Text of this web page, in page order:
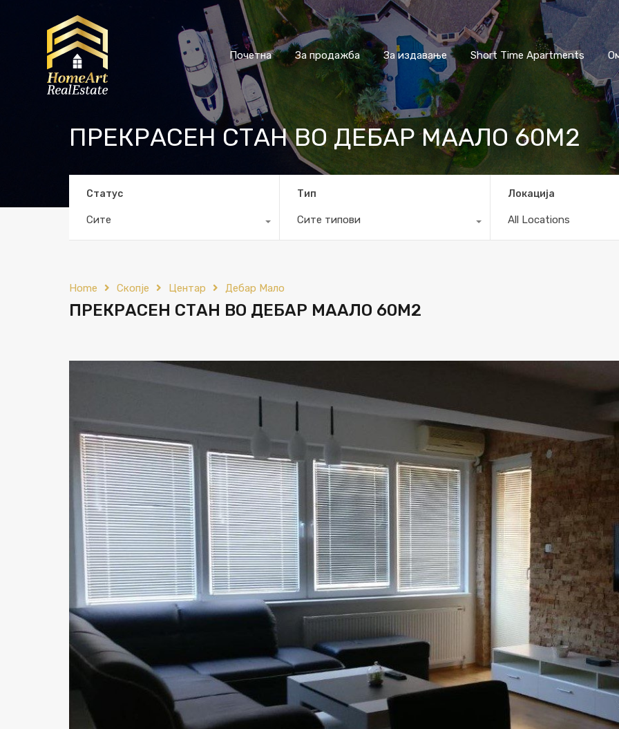
Почетна За продажба За издавање Short Time Apartments
ПРЕКРАСЕН СТАН ВО ДЕБАР МААЛО 60М2
Статус
Сите
Тип
Сите типови
Локација
All Locations
Home Скопје Центар Дебар Мало
ПРЕКРАСЕН СТАН ВО ДЕБАР МААЛО 60М2